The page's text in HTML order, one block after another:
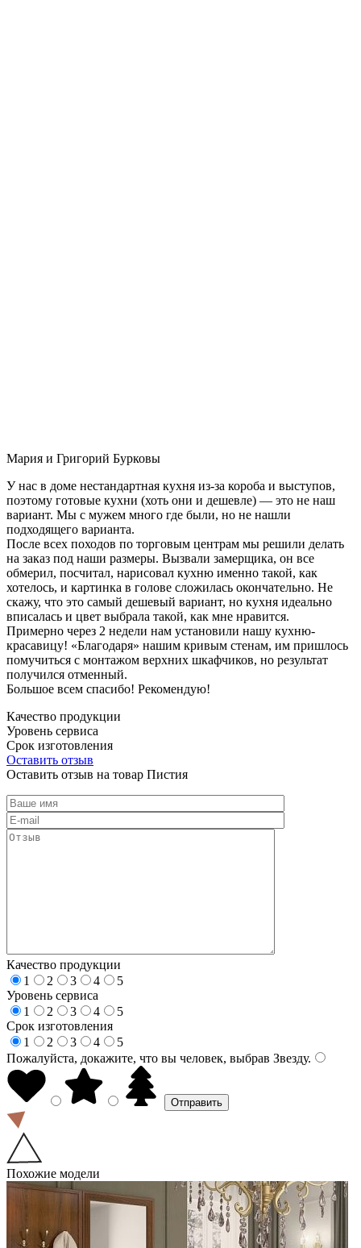
Мария и Григорий Бурковы
У нас в доме нестандартная кухня из-за короба и выступов,
поэтому готовые кухни (хоть они и дешевле) — это не наш
вариант. Мы с мужем много где были, но не нашли
подходящего варианта.
После всех походов по торговым центрам мы решили делать
на заказ под наши размеры. Вызвали замерщика, он все
обмерил, посчитал, нарисовал кухню именно такой, как
хотелось, и картинка в голове сложилась окончательно. Не
скажу, что это самый дешевый вариант, но кухня идеально
вписалась и цвет выбрала такой, как мне нравится.
Примерно через 2 недели нам установили нашу кухню-
красавицу! «Благодаря» нашим кривым стенам, им пришлось
помучиться с монтажом верхних шкафчиков, но результат
получился отменный.
Большое всем спасибо! Рекомендую!
Качество продукции
Уровень сервиса
Срок изготовления
Оставить отзыв
Оставить отзыв на товар Пистия
Качество продукции
1
2 3 4
5
Уровень сервиса
1
2 3 4
5
Срок изготовления
1
2 3 4
5
Пожалуйста, докажите, что вы человек, выбрав Звезду.
Похожие модели